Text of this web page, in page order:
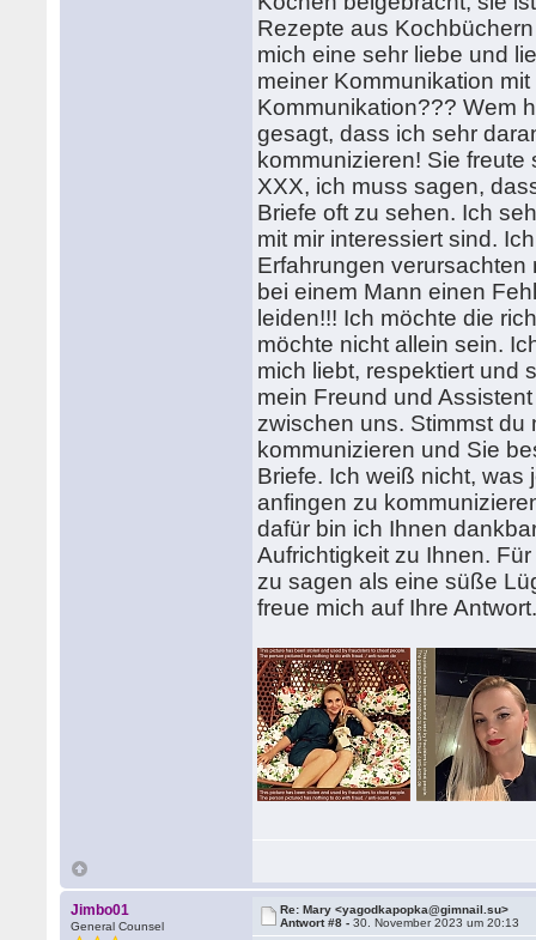
Rezepte aus
mich eine sehr liebe und
meiner Kommunikation
Kommunikation??? Wem
gesagt, dass ich sehr
kommunizieren! Sie
XXX, ich muss sagen,
Briefe oft zu sehen. Ich
mit mir interessiert sind.
Erfahrungen verursachten
bei einem Mann einen
leiden!!! Ich möchte die
möchte nicht allein sein.
mich liebt, respektiert und
mein Freund und
zwischen uns. Stimmst du
kommunizieren und Sie
Briefe. Ich weiß nicht, was
anfingen zu
dafür bin ich Ihnen
Aufrichtigkeit zu Ihnen.
zu sagen als eine süße
freue mich auf Ihre
Jimbo01
General Counsel
Re: Mary <yagodkapopka@gimnail.su>
Antwort #8 -30. November 2023 um 20:13